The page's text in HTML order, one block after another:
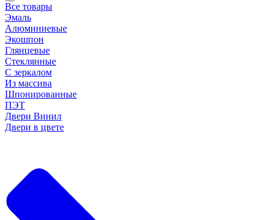
Все товары
Эмаль
Алюминиевые
Экошпон
Глянцевые
Стеклянные
С зеркалом
Из массива
Шпонированные
ПЭТ
Двери Винил
Двери в цвете